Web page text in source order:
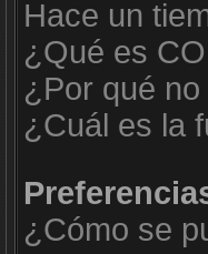
Hace un
¿Qué es
¿Por qué
¿Cuál es la
¿Cómo se